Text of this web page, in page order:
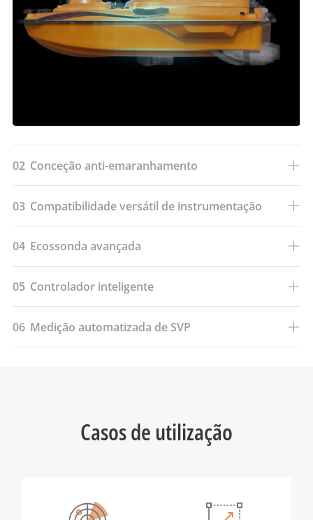
02 Conceção anti-emaranhamento
03 Compatibilidade versátil de instrumentação
04 Ecossonda avançada
05 Controlador inteligente
06 Medição automatizada de SVP
Casos de utilização